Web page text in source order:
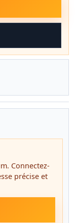
Connectez-
précise et